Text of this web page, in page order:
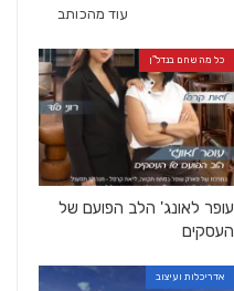
עוד מהכותב
כל מה שחם בנדל"ן
עופר לאונג' הלב הפועם של
העסקים
אדריכלות ועיצוב